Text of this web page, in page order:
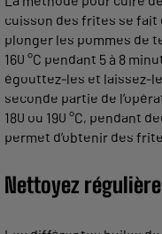
cuisson des frites se fait
plonger les pommes de
160 °C pendant 5 à 8
égouttez-les et laissez-
seconde partie de
180 ou 190 °C, pendant
permet d’obtenir des
Nettoyez